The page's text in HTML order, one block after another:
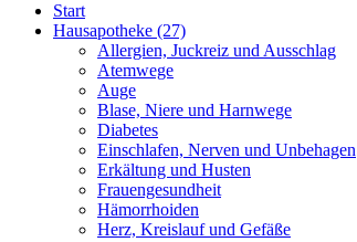
Start
Hausapotheke (27)
Allergien, Juckreiz und Ausschlag
Atemwege
Auge
Blase, Niere und Harnwege
Diabetes
Einschlafen, Nerven und Unbehagen
Erkältung und Husten
Frauengesundheit
Hämorrhoiden
Herz, Kreislauf und Gefäße